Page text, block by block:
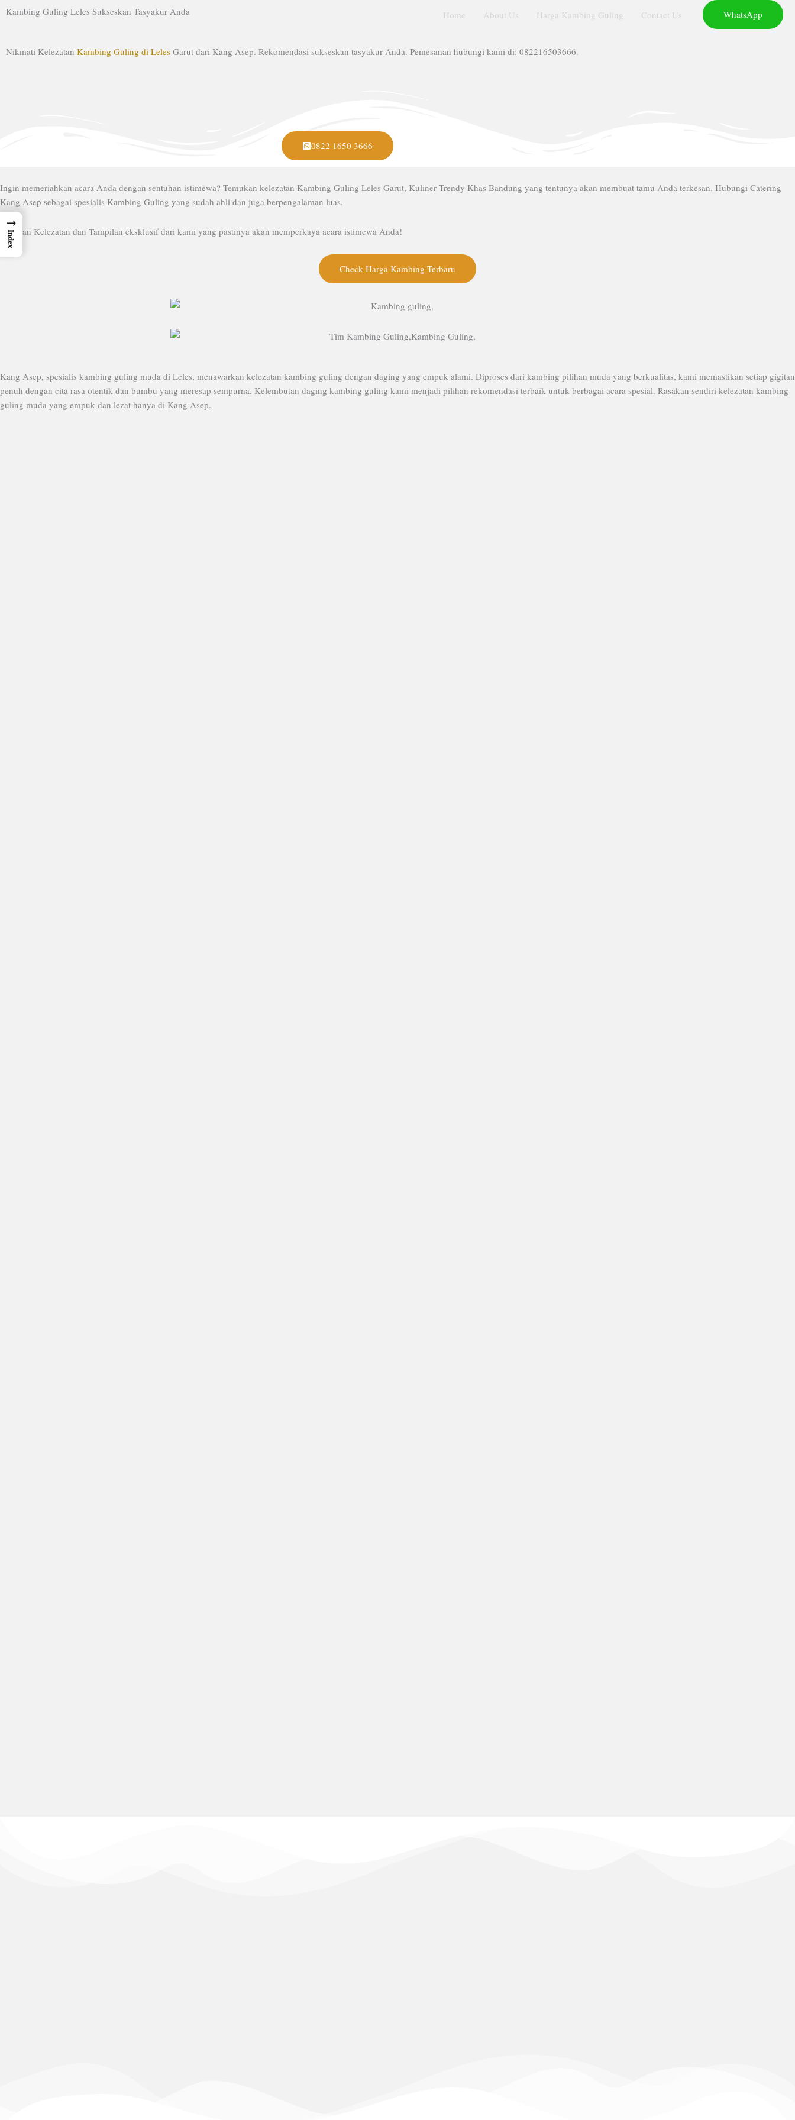
Lewati
Home About Us Harga Kambing Guling Contact Us WhatsApp
Kambing Guling Leles Sukseskan Tasyakur Anda
Nikmati Kelezatan Kambing Guling di Leles Garut dari Kang Asep. Rekomendasi sukseskan tasyakur Anda. Pemesanan hubungi kami di: 082216503666.
0822 1650 3666
Ingin memeriahkan acara Anda dengan sentuhan istimewa? Temukan kelezatan Kambing Guling Leles Garut, Kuliner Trendy Khas Bandung yang tentunya akan membuat tamu Anda terkesan. Hubungi Catering
Kang Asep sebagai spesialis Kambing Guling yang sudah ahli dan juga berpengalaman luas.
Rasakan Kelezatan dan Tampilan eksklusif dari kami yang pastinya akan memperkaya acara istimewa Anda!
Check Harga Kambing Terbaru
Kang Asep, spesialis kambing guling muda di Leles, menawarkan kelezatan kambing guling dengan daging yang empuk alami. Diproses dari kambing pilihan muda yang berkualitas, kami memastikan setiap gigitan
penuh dengan cita rasa otentik dan bumbu yang meresap sempurna. Kelembutan daging kambing guling kami menjadi pilihan rekomendasi terbaik untuk berbagai acara spesial. Rasakan sendiri kelezatan kambing
guling muda yang empuk dan lezat hanya di Kang Asep.
→
Index